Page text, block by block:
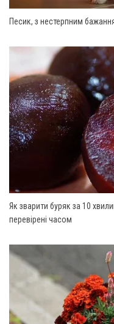
Песик, з нестерпним
Як зварити буряк за 10
перевірені часом